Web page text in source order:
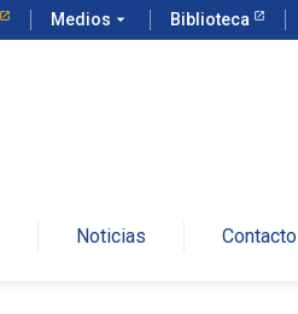
Medios arrow_drop_down Biblioteca
Noticias Contacto